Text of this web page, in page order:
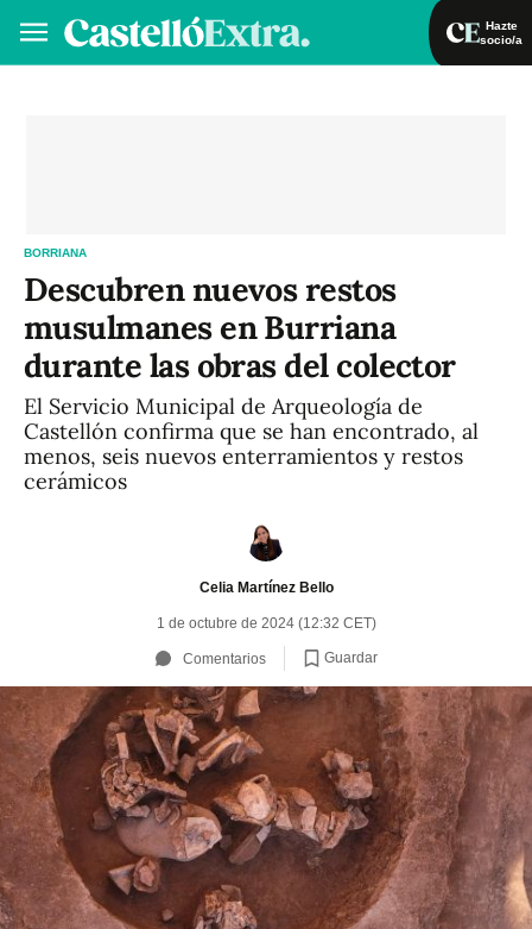
Hazte
socio/a
BORRIANA
Descubren nuevos restos
musulmanes en Burriana
durante las obras del colector
El Servicio Municipal de Arqueología de
Castellón confirma que se han encontrado, al
menos, seis nuevos enterramientos y restos
cerámicos
Celia Martínez Bello
1 de octubre de 2024 (12:32 CET)
Comentarios Guardar